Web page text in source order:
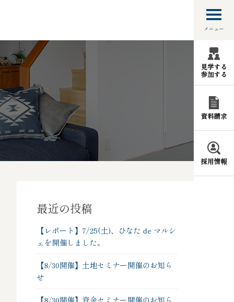
メニュー
見学する
参加する
資料請求
採用情報
最近の投稿
【レポート】7/25(土)、ひなた de マルシ
ェを開催しました。
【8/30開催】土地セミナー開催のお知ら
せ
【8/30開催】資金セミナー開催のお知ら